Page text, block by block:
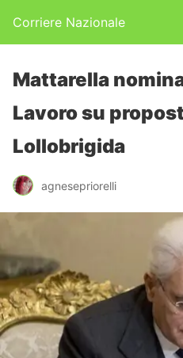
Corriere Nazionale
Mattarella
Lavoro su
Lollobrigida
agnesepriorelli